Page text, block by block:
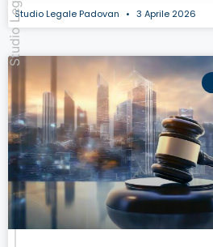
Studio Legale Padovan 3 Aprile 2026